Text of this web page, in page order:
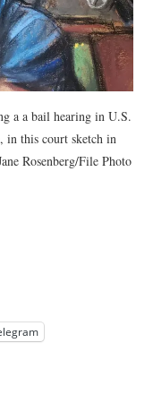
a a bail hearing in U.S.
in this court sketch in
Rosenberg/File Photo